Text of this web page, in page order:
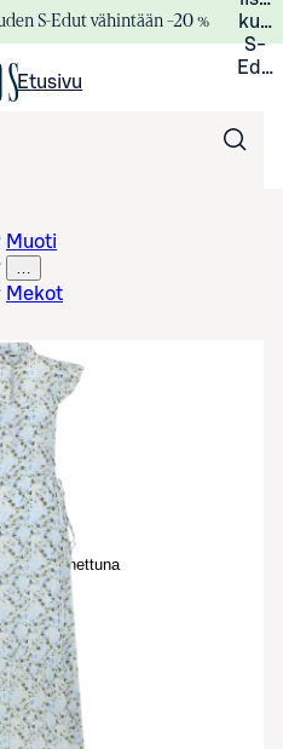
S-Edut vähintään –20 %
S-
Etusivu
Muoti
…
Mekot
suurennettuna